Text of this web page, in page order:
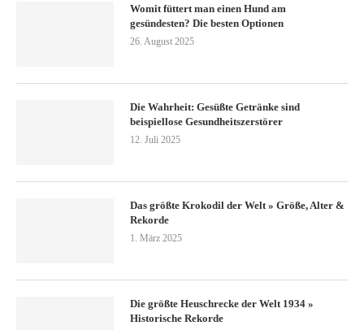
Womit füttert man einen Hund am
gesündesten? Die besten Optionen
26. August 2025
Die Wahrheit: Gesüßte Getränke sind
beispiellose Gesundheitszerstörer
12. Juli 2025
Das größte Krokodil der Welt » Größe, Alter &
Rekorde
1. März 2025
Die größte Heuschrecke der Welt 1934 »
Historische Rekorde